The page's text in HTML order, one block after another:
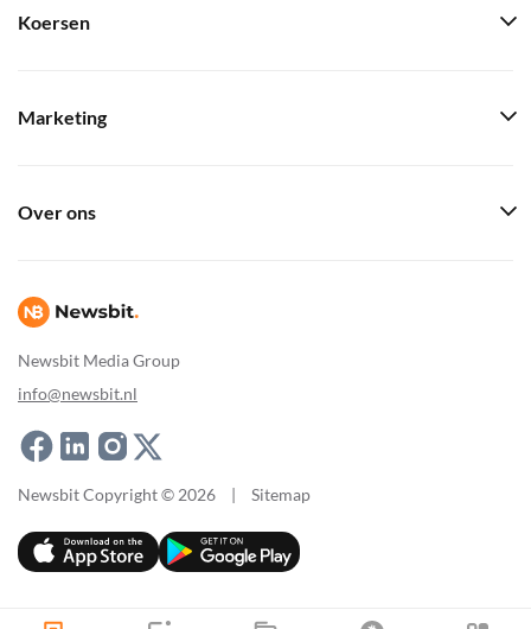
Newsbit Media Group
info@newsbit.nl
Koersen
Marketing
Over ons
Newsbit Copyright © 2026 | Sitemap